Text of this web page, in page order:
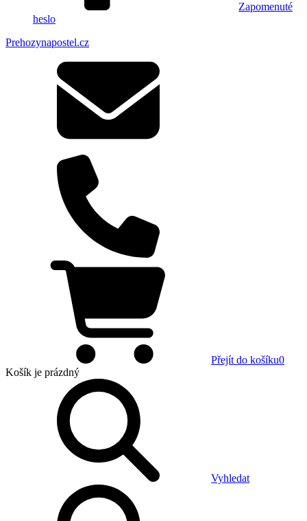
Zapomenuté
heslo
Prehozynapostel.cz
Přejít do košíku0
Košík je prázdný
Vyhledat